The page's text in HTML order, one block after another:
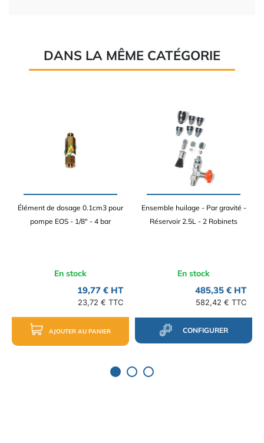
DANS LA MÊME CATÉGORIE
Élément de dosage 0.1cm3 pour
pompe EOS - 1/8" - 4 bar
En stock
19,77 € HT
23,72 € TTC
AJOUTER AU PANIER
Ensemble huilage - Par gravité -
Réservoir 2.5L - 2 Robinets
En stock
485,35 € HT
582,42 € TTC
CONFIGURER